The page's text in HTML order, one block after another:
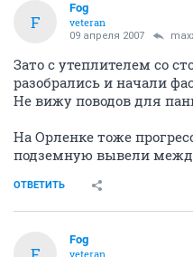
F
Fоg
veteran
09 апреля 2007
Зато с утеплителем со
разобрались и начали
Не вижу поводов для
На Орленке тоже
подземную вывели
ОТВЕТИТЬ
Fоg
veteran